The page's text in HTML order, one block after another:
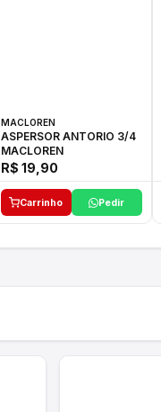
MACLOREN
ASPERSOR ANTORIO 3/4
MACLOREN
R$ 19,90
Carrinho Pedir